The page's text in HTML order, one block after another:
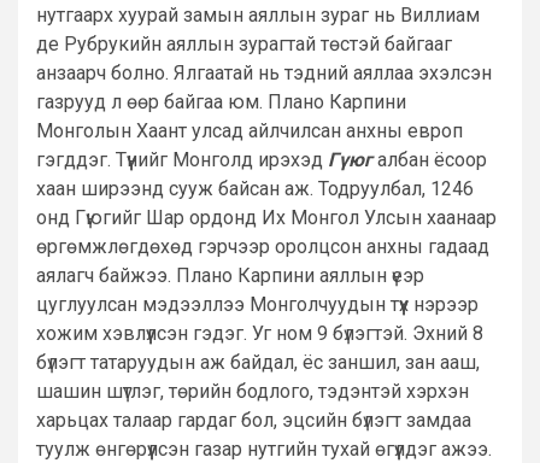
нутгаарх хуурай замын аяллын зураг нь Виллиам
де Рубрукийн аяллын зурагтай төстэй байгааг
анзаарч болно. Ялгаатай нь тэдний аяллаа эхэлсэн
газрууд л өөр байгаа юм. Плано Карпини
Монголын Хаант улсад айлчилсан анхны европ
гэгддэг. Түүнийг Монголд ирэхэд Гүюгалбан ёсоор
хаан ширээнд сууж байсан аж. Тодруулбал, 1246
онд Гүюгийг Шар ордонд Их Монгол Улсын хаанаар
өргөмжлөгдөхөд гэрчээр оролцсон анхны гадаад
аялагч байжээ. Плано Карпини аяллын үеэр
цуглуулсан мэдээллээ Монголчуудын түүх нэрээр
хожим хэвлүүлсэн гэдэг. Уг ном 9 бүлэгтэй. Эхний 8
бүлэгт татаруудын аж байдал, ёс заншил, зан ааш,
шашин шүтлэг, төрийн бодлого, тэдэнтэй хэрхэн
харьцах талаар гардаг бол, эцсийн бүлэгт замдаа
туулж өнгөрүүлсэн газар нутгийн тухай өгүүлдэг ажээ.